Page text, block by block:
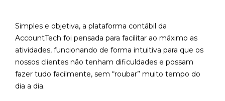
Simples e objetiva, a plataforma contábil da
AccountTech foi pensada para facilitar ao máximo as
atividades, funcionando de forma intuitiva para que os
nossos clientes não tenham dificuldades e possam
fazer tudo facilmente, sem “roubar” muito tempo do
dia a dia.